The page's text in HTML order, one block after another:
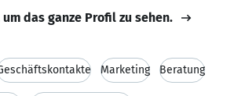
das ganze Profil zu sehen.
Marketing Beratung